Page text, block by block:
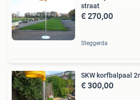
straat
€ 270,00
Steggerda
SKW korfbalpaal
€ 300,00